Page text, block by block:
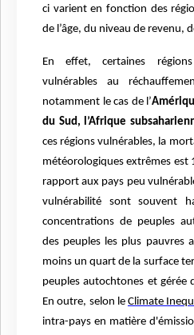
ci varient en fonction des
de l’âge, du niveau de revenu,
En effet, certaines
vulnérables au
notamment le cas de l’
du Sud, l’Afrique
ces régions vulnérables, la
météorologiques extrêmes
rapport aux pays peu
vulnérabilité sont souvent
concentrations de peuples
des peuples les plus pauvres
moins un quart de la surface
peuples autochtones et gérée
En outre, selon le Climate
intra-pays en matière